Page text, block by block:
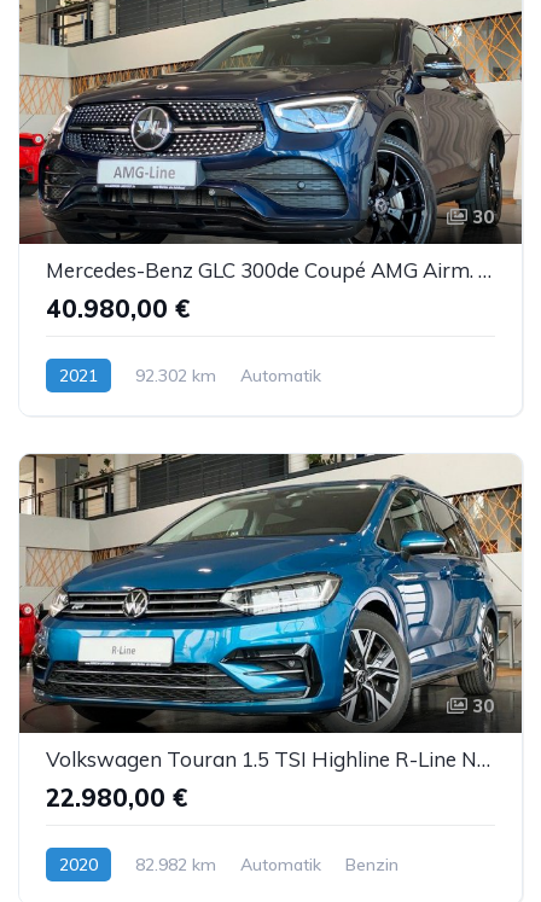
30
Mercedes-Benz GLC 300de Coupé AMG Airm. Burm. Sbel HUD DTR AHK
40.980,00 €
2021 92.302 km
Automatik
30
Volkswagen Touran 1.5 TSI Highline R-Line Navi AppC LED ACC
22.980,00 €
2020 82.982 km Automatik Benzin